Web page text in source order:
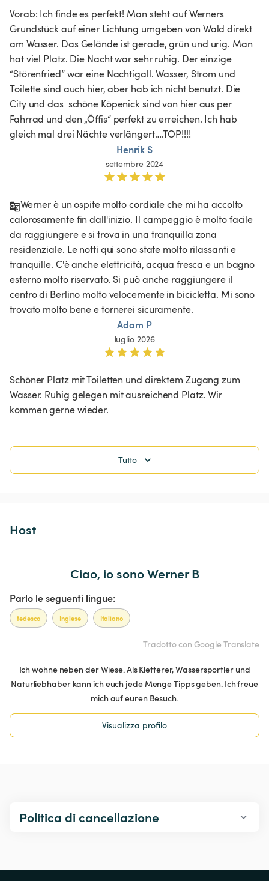
Vorab: Ich finde es perfekt! Man steht auf Werners
Grundstück auf einer Lichtung umgeben von Wald direkt
am Wasser. Das Gelände ist gerade, grün und urig. Man
hat viel Platz. Die Nacht war sehr ruhig. Der einzige
“Störenfried” war eine Nachtigall. Wasser, Strom und
Toilette sind auch hier, aber hab ich nicht benutzt. Die
City und das  schöne Köpenick sind von hier aus per
Fahrrad und den „Öffis“ perfekt zu erreichen. Ich hab
gleich mal drei Nächte verlängert….TOP!!!!
Henrik S
settembre 2024
Werner è un ospite molto cordiale che mi ha accolto
calorosamente fin dall'inizio. Il campeggio è molto facile
da raggiungere e si trova in una tranquilla zona
residenziale. Le notti qui sono state molto rilassanti e
tranquille. C'è anche elettricità, acqua fresca e un bagno
esterno molto riservato. Si può anche raggiungere il
centro di Berlino molto velocemente in bicicletta. Mi sono
trovato molto bene e tornerei sicuramente.
Adam P
luglio 2026
Schöner Platz mit Toiletten und direktem Zugang zum
Wasser. Ruhig gelegen mit ausreichend Platz. Wir
kommen gerne wieder.
Tutto
Host
Ciao, io sono Werner B
Parlo le seguenti lingue:
tedesco Inglese Italiano
Tradotto con Google Translate
Ich wohne neben der Wiese. Als Kletterer, Wassersportler und
Naturliebhaber kann ich euch jede Menge Tipps geben. Ich freue
mich auf euren Besuch.
Visualizza profilo
Politica di cancellazione